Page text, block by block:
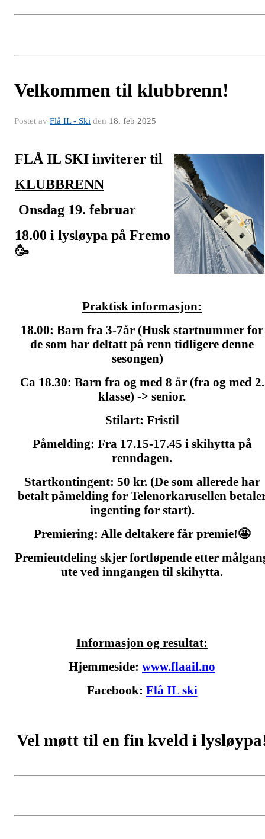
Velkommen til klubbrenn!
Postet av Flå IL - Ski den 18. feb 2025
FLÅ IL SKI inviterer til
KLUBBRENN
Onsdag 19. februar
18.00 i lysløypa på Fremo
🥳
Praktisk informasjon:
18.00: Barn fra 3-7år (Husk startnummer for
de som har deltatt på renn tidligere denne
sesongen)
Ca 18.30: Barn fra og med 8 år (fra og med 2.
klasse) -> senior.
Stilart: Fristil
Påmelding: Fra 17.15-17.45 i skihytta på
renndagen.
Startkontingent: 50 kr. (De som allerede har
betalt påmelding for Telenorkarusellen
ingenting for start).
Premiering: Alle deltakere får premie!🤩
Premieutdeling skjer fortløpende etter
ute ved inngangen til skihytta.
Informasjon og resultat:
Hjemmeside: www.flaail.no
Facebook: Flå IL ski
Vel møtt til en fin kveld i